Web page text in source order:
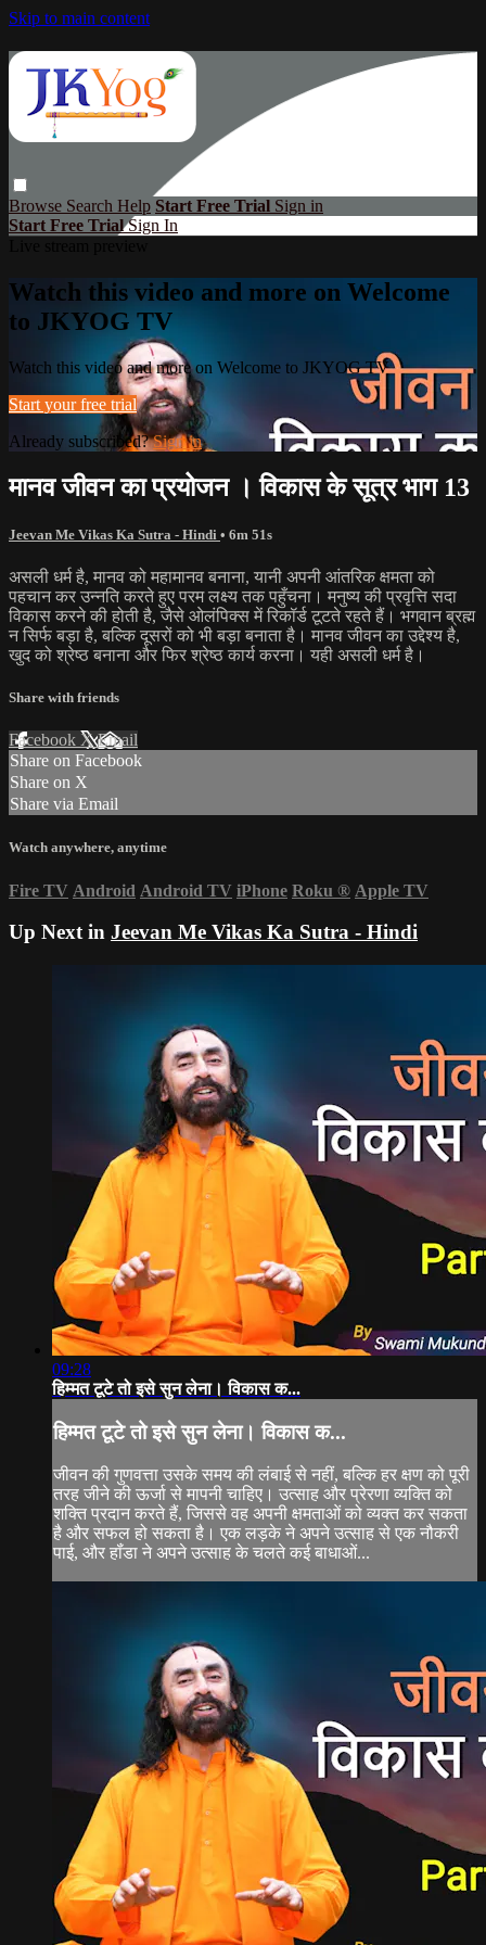
Skip to main content
Browse Search Help Start Free Trial Sign in
Start Free TrialSign In
Watch this video and more on Welcome
to JKYOG TV
Watch this video and more on Welcome to JKYOG TV
Start your free trial
Already subscribed?Sign in
मानव जीवन का प्रयोजन । विकास के सूत्र भाग 13
Jeevan Me Vikas Ka Sutra - Hindi • 6m 51s
असली धर्म है, मानव को महामानव बनाना, यानी अपनी आंतरिक क्षमता को
पहचान कर उन्नति करते हुए परम लक्ष्य तक पहुँचना। मनुष्य की प्रवृत्ति सदा
विकास करने की होती है, जैसे ओलंपिक्स में रिकॉर्ड टूटते रहते हैं। भगवान ब्रह्म
न सिर्फ बड़ा है, बल्कि दूसरों को भी बड़ा बनाता है। मानव जीवन का उद्देश्य है,
खुद को श्रेष्ठ बनाना और फिर श्रेष्ठ कार्य करना। यही असली धर्म है।
Share with friends
Facebook XEmail
Share on Facebook
Share on X
Share via Email
Watch anywhere, anytime
Fire TV Android Android TV iPhone Roku ® Apple TV
Up Next in Jeevan Me Vikas Ka Sutra - Hindi
09:28
हिम्मत टूटे तो इसे सुन लेना। विकास क...
हिम्मत टूटे तो इसे सुन लेना। विकास क...
जीवन की गुणवत्ता उसके समय की लंबाई से नहीं, बल्कि हर क्षण को पूरी
तरह जीने की ऊर्जा से मापनी चाहिए। उत्साह और प्रेरणा व्यक्ति को
शक्ति प्रदान करते हैं, जिससे वह अपनी क्षमताओं को व्यक्त कर सकता
है और सफल हो सकता है। एक लड़के ने अपने उत्साह से एक नौकरी
पाई, और हॉंडा ने अपने उत्साह के चलते कई बाधाओं...